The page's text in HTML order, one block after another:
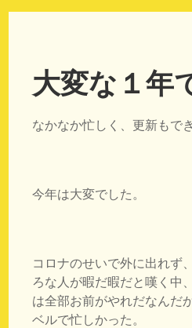
大変な１年
なかなか忙しく、更新もで
今年は大変でした。
コロナのせいで外に出れず
ろな人が暇だ暇だと嘆く中
は全部お前がやれだなんだ
ベルで忙しかった。